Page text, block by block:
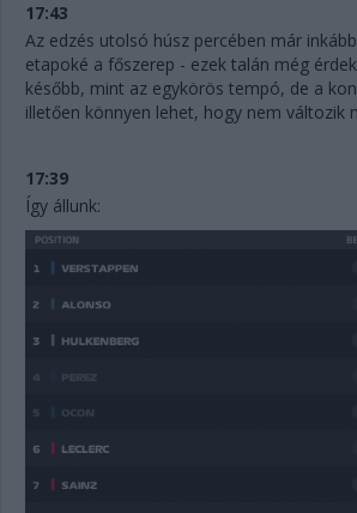
17:43
Az edzés utolsó húsz percében már
etapoké a főszerep - ezek talán még
később, mint az egykörös tempó, de a
illetően könnyen lehet, hogy nem változik
17:39
Így állunk: